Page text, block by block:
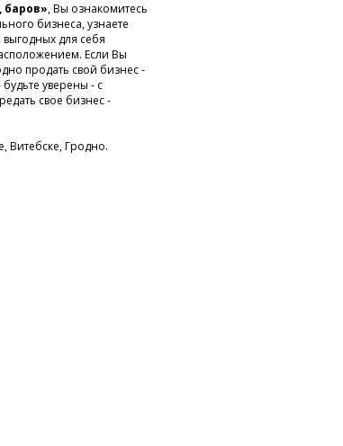
баров», Вы ознакомитесь
бизнеса, узнаете
для себя
Если Вы
продать свой бизнес -
будьте уверены - с
свое бизнес -
Витебске, Гродно.